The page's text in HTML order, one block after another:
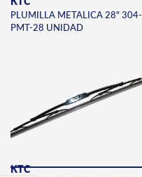
PLUMILLA METALICA 28" 304-
PMT-28 UNIDAD
KTC